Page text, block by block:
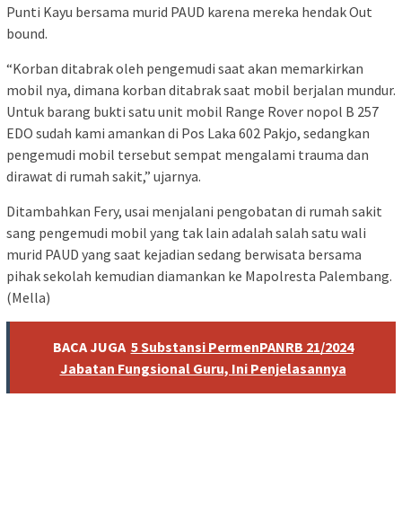
Punti Kayu bersama murid PAUD karena mereka hendak Out
bound.
“Korban ditabrak oleh pengemudi saat akan memarkirkan
mobil nya, dimana korban ditabrak saat mobil berjalan mundur.
Untuk barang bukti satu unit mobil Range Rover nopol B 257
EDO sudah kami amankan di Pos Laka 602 Pakjo, sedangkan
pengemudi mobil tersebut sempat mengalami trauma dan
dirawat di rumah sakit,” ujarnya.
Ditambahkan Fery, usai menjalani pengobatan di rumah sakit
sang pengemudi mobil yang tak lain adalah salah satu wali
murid PAUD yang saat kejadian sedang berwisata bersama
pihak sekolah kemudian diamankan ke Mapolresta Palembang.
(Mella)
BACA JUGA 5 Substansi PermenPANRB 21/2024
Jabatan Fungsional Guru, Ini Penjelasannya